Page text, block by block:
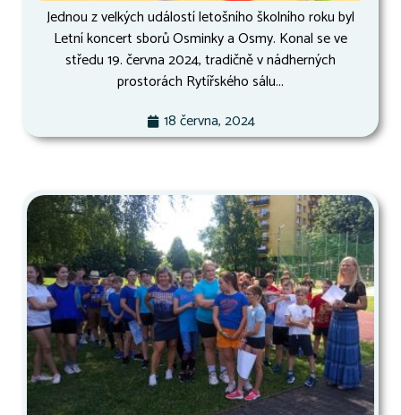
Jednou z velkých událostí letošního školního roku byl
Letní koncert sborů Osminky a Osmy. Konal se ve
středu 19. června 2024, tradičně v nádherných
prostorách Rytířského sálu...
18 června, 2024